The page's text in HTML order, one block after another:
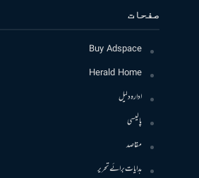
صفحات
Buy Adspace
Herald Home
ادارہ دلیل
پالیسی
مقاصد
ہدایات برائے تحریر